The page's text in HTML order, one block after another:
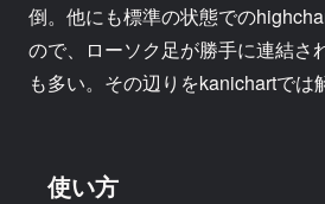
倒。他にも標準の状態での
ので、ローソク足が勝手に連結さ
も多い。その辺りをkanichartでは
使い方